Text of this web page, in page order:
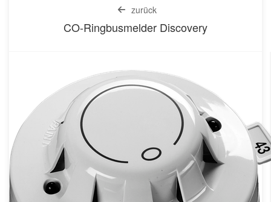
zurück
CO-Ringbusmelder Discovery